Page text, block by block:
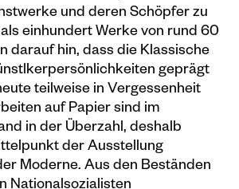
und deren Schöpfer zu
einhundert Werke von rund 60
darauf hin, dass die Klassische
geprägt
teilweise in Vergessenheit
auf Papier sind im
in der Überzahl, deshalb
der Ausstellung
Moderne. Aus den Beständen
Nationalsozialisten